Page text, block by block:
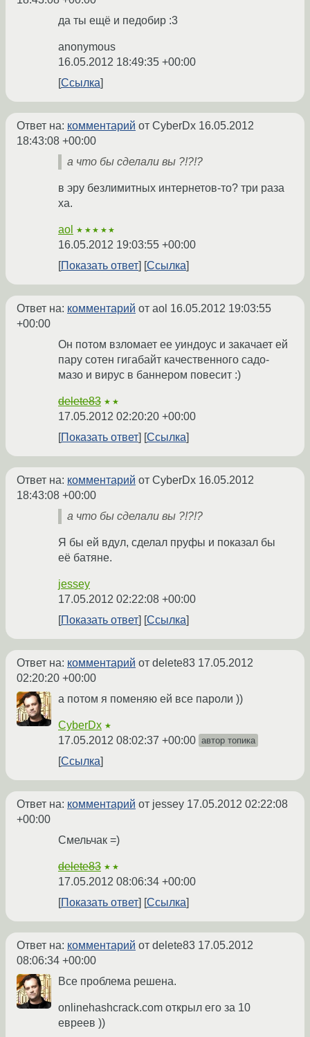
да ты ещё и педобир :3
anonymous
16.05.2012 18:49:35 +00:00
Ссылка
Ответ на: комментарий от CyberDx 16.05.2012
18:43:08 +00:00
a что бы сделали вы ?!?!?
в эру безлимитных интернетов-то? три раза
ха.
aol ★★★★★
16.05.2012 19:03:55 +00:00
Показать ответ
Ссылка
Ответ на: комментарий от aol 16.05.2012 19:03:55
+00:00
Он потом взломает ее уиндоус и закачает ей
пару сотен гигабайт качественного садо-
мазо и вирус в баннером повесит :)
delete83 ★★
17.05.2012 02:20:20 +00:00
Показать ответ
Ссылка
Ответ на: комментарий от CyberDx 16.05.2012
18:43:08 +00:00
a что бы сделали вы ?!?!?
Я бы ей вдул, сделал пруфы и показал бы
её батяне.
jessey
17.05.2012 02:22:08 +00:00
Показать ответ
Ссылка
Ответ на: комментарий от delete83 17.05.2012
02:20:20 +00:00
a потом я поменяю ей все пароли ))
CyberDx ★
17.05.2012 08:02:37 +00:00 автор топика
Ссылка
Ответ на: комментарий от jessey 17.05.2012 02:22:08
+00:00
Смельчак =)
delete83 ★★
17.05.2012 08:06:34 +00:00
Показать ответ
Ссылка
Ответ на: комментарий от delete83 17.05.2012
08:06:34 +00:00
Все проблема решена.
onlinehashcrack.com открыл его за 10
евреев ))